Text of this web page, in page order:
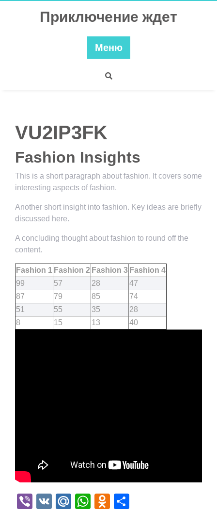
Приключение ждет
Меню
VU2IP3FK
Fashion Insights
This is a short paragraph about fashion. It covers some
interesting aspects of fashion.
Another short insight into fashion. Key ideas are briefly
discussed here.
A concluding thought about fashion to round off the
content.
Fashion 1 Fashion 2 Fashion 3 Fashion 4
99
57 28
47
87
79 85
74
51
55 35
28
8
15 13 40
Viber
VK Mail.Ru
WhatsApp
Odnoklassniki